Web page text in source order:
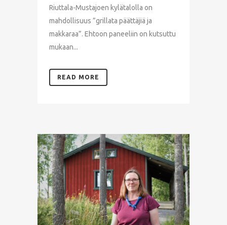
Riuttala-Mustajoen kylätalolla on
mahdollisuus ”grillata päättäjiä ja
makkaraa”. Ehtoon paneeliin on kutsuttu
mukaan...
READ MORE